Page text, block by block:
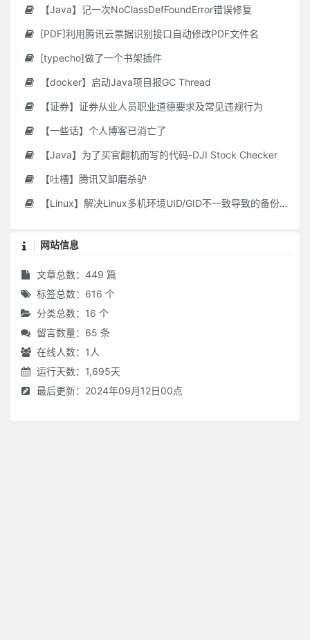
【Java】记一次NoClassDefFoundError错误修复
[PDF]利用腾讯云票据识别接口自动修改PDF文件名
[typecho]做了一个书架插件
【docker】启动Java项目报GC Thread
【证券】证券从业人员职业道德要求及常见违规行为
【一些话】个人博客已消亡了
【Java】为了买官翻机而写的代码-DJI Stock Checker
【吐槽】腾讯又卸磨杀驴
【Linux】解决Linux多机环境UID/GID不一致导致的备份权限问题
网站信息
文章总数：449 篇
标签总数：616 个
分类总数：16 个
留言数量：65 条
在线人数： 1 人
运行天数：1,695天
最后更新：2024年09月12日00点